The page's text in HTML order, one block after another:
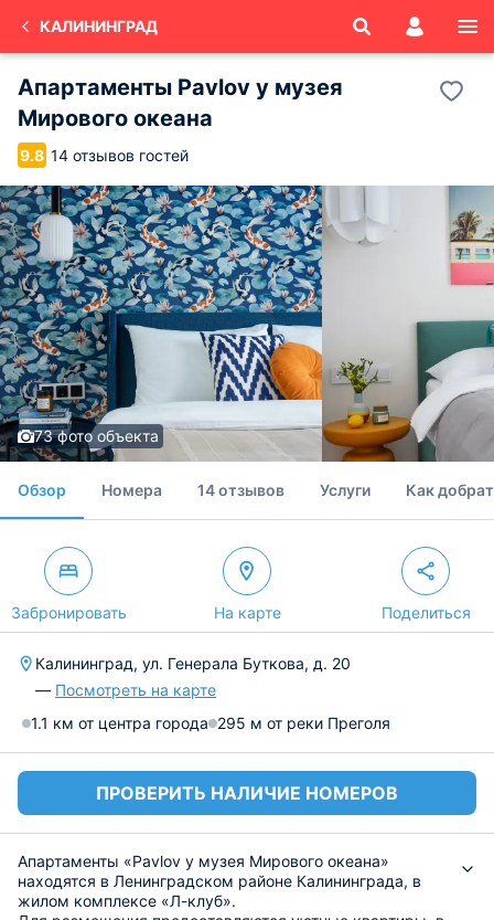
КАЛИНИНГРАД
Апартаменты Pavlov у музея
Мирового океана
9.8 14 отзывов гостей
73 фото объекта
Обзор Номера 14 отзывов Услуги Как
Забронировать На карте Поделиться
Калининград, ул. Генерала Буткова, д. 20
— Посмотреть на карте
1.1 км от центра города 295 м от реки Преголя
ПРОВЕРИТЬ НАЛИЧИЕ НОМЕРОВ
Апартаменты «Pavlov у музея Мирового океана»
находятся в Ленинградском районе Калининграда, в
жилом комплексе «Л-клуб».